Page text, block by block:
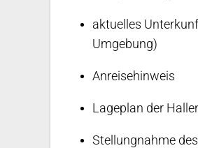
aktuelles
Umgebung)
Anreisehinweis
Lageplan der
Stellungnahme